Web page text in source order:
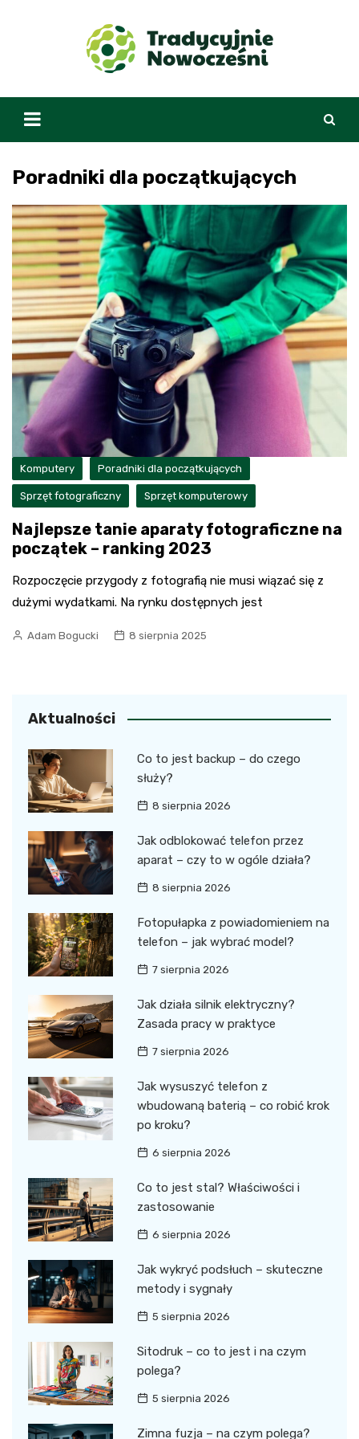
Poradniki dla początkujących
Komputery Poradniki dla początkujących
Sprzęt fotograficzny Sprzęt komputerowy
Najlepsze tanie aparaty fotograficzne na
początek – ranking 2023
Rozpoczęcie przygody z fotografią nie musi wiązać się z
dużymi wydatkami. Na rynku dostępnych jest
Adam Bogucki 8 sierpnia 2025
Aktualności
Co to jest backup – do czego
służy?
8 sierpnia 2026
Jak odblokować telefon przez
aparat – czy to w ogóle działa?
8 sierpnia 2026
Fotopułapka z powiadomieniem na
telefon – jak wybrać model?
7 sierpnia 2026
Jak działa silnik elektryczny?
Zasada pracy w praktyce
7 sierpnia 2026
Jak wysuszyć telefon z
wbudowaną baterią – co robić krok
po kroku?
6 sierpnia 2026
Co to jest stal? Właściwości i
zastosowanie
6 sierpnia 2026
Jak wykryć podsłuch – skuteczne
metody i sygnały
5 sierpnia 2026
Sitodruk – co to jest i na czym
polega?
5 sierpnia 2026
Zimna fuzja – na czym polega?